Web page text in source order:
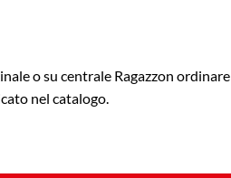
o su centrale Ragazzon ordinare
nel catalogo.